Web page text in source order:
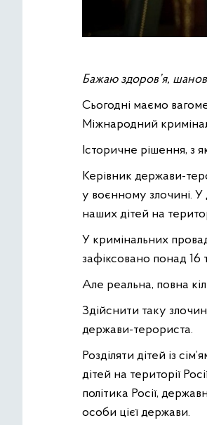
Бажаю здоров’я,
Сьогодні маємо
Міжнародний
Історичне рішення, з
Керівник держави-
у воєнному злочині. У
наших дітей на
У кримінальних
зафіксовано понад 16
Але реальна, повна
Здійснити таку
держави-терориста.
Розділяти дітей із
дітей на території
політика Росії,
особи цієї держави.